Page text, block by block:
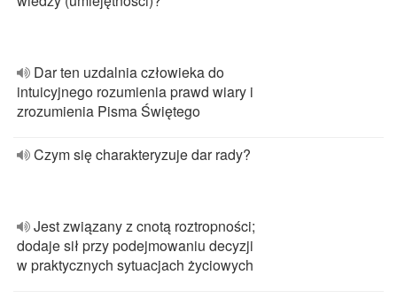
Dar ten uzdalnia człowieka do
intuicyjnego rozumienia prawd wiary i
zrozumienia Pisma Świętego
Czym się charakteryzuje dar rady?
Jest związany z cnotą roztropności;
dodaje sił przy podejmowaniu decyzji
w praktycznych sytuacjach życiowych